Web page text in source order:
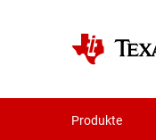
Produkte